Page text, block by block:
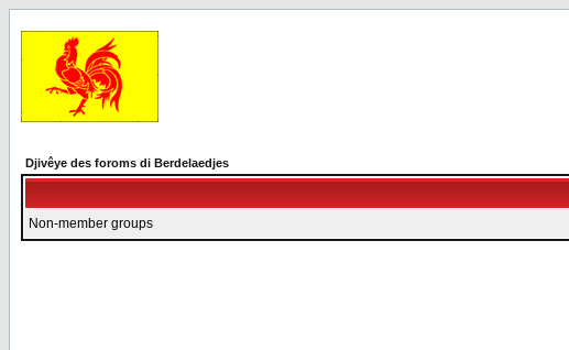
Djivêye des foroms di Berdelaedjes
Non-member groups